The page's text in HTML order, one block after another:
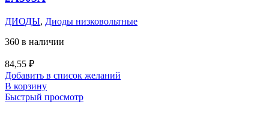
ДИОДЫ, Диоды низковольтные
360 в наличии
84,55 ₽
Добавить в список желаний
В корзину
Быстрый просмотр